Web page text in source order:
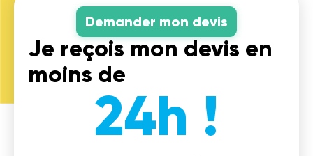
Demander mon devis
24h !
Je reçois mon devis en
moins de